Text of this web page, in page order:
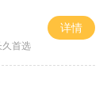
久首选
详情